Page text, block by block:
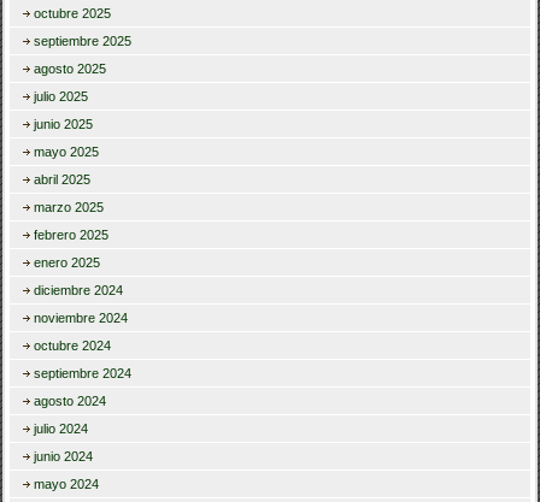
octubre 2025
septiembre 2025
agosto 2025
julio 2025
junio 2025
mayo 2025
abril 2025
marzo 2025
febrero 2025
enero 2025
diciembre 2024
noviembre 2024
octubre 2024
septiembre 2024
agosto 2024
julio 2024
junio 2024
mayo 2024